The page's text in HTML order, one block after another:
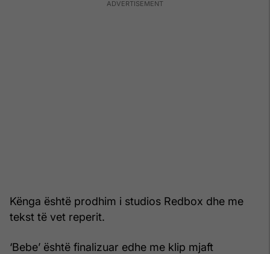
Kënga është prodhim i studios Redbox dhe me
tekst të vet reperit.
‘Bebe’ është finalizuar edhe me klip mjaft